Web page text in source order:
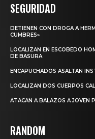
SEGURIDAD
DETIENEN CON DROGA A
CUMBRES»
LOCALIZAN EN ESCOBEDO
DE BASURA
ENCAPUCHADOS ASALTAN
LOCALIZAN DOS CUERPOS
ATACAN A BALAZOS A JOVEN
RANDOM